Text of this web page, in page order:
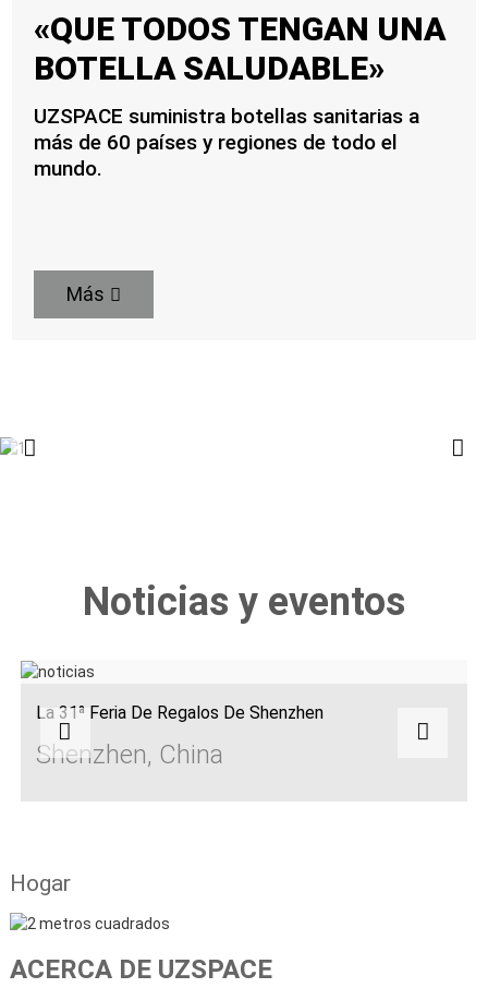
«QUE TODOS TENGAN UNA
BOTELLA SALUDABLE»
UZSPACE suministra botellas sanitarias a
más de 60 países y regiones de todo el
mundo.
Más
Noticias y eventos
La 31ª Feria De Regalos De Shenzhen
Shenzhen, China
Hogar
ACERCA DE UZSPACE